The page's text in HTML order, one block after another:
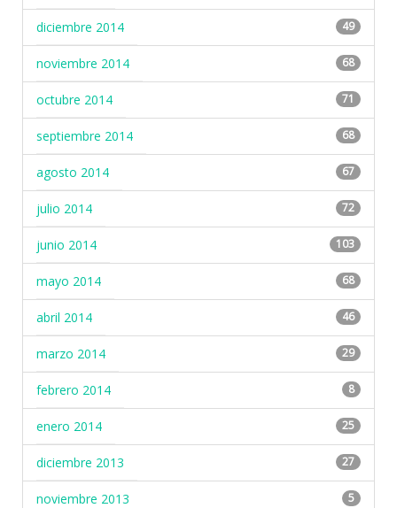
diciembre 2014 49
noviembre 2014 68
octubre 2014 71
septiembre 2014 68
agosto 2014 67
julio 2014 72
junio 2014 103
mayo 2014 68
abril 2014 46
marzo 2014 29
febrero 2014 8
enero 2014 25
diciembre 2013 27
noviembre 2013 5